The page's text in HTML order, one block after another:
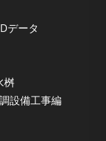
データ
桝
設備工事編